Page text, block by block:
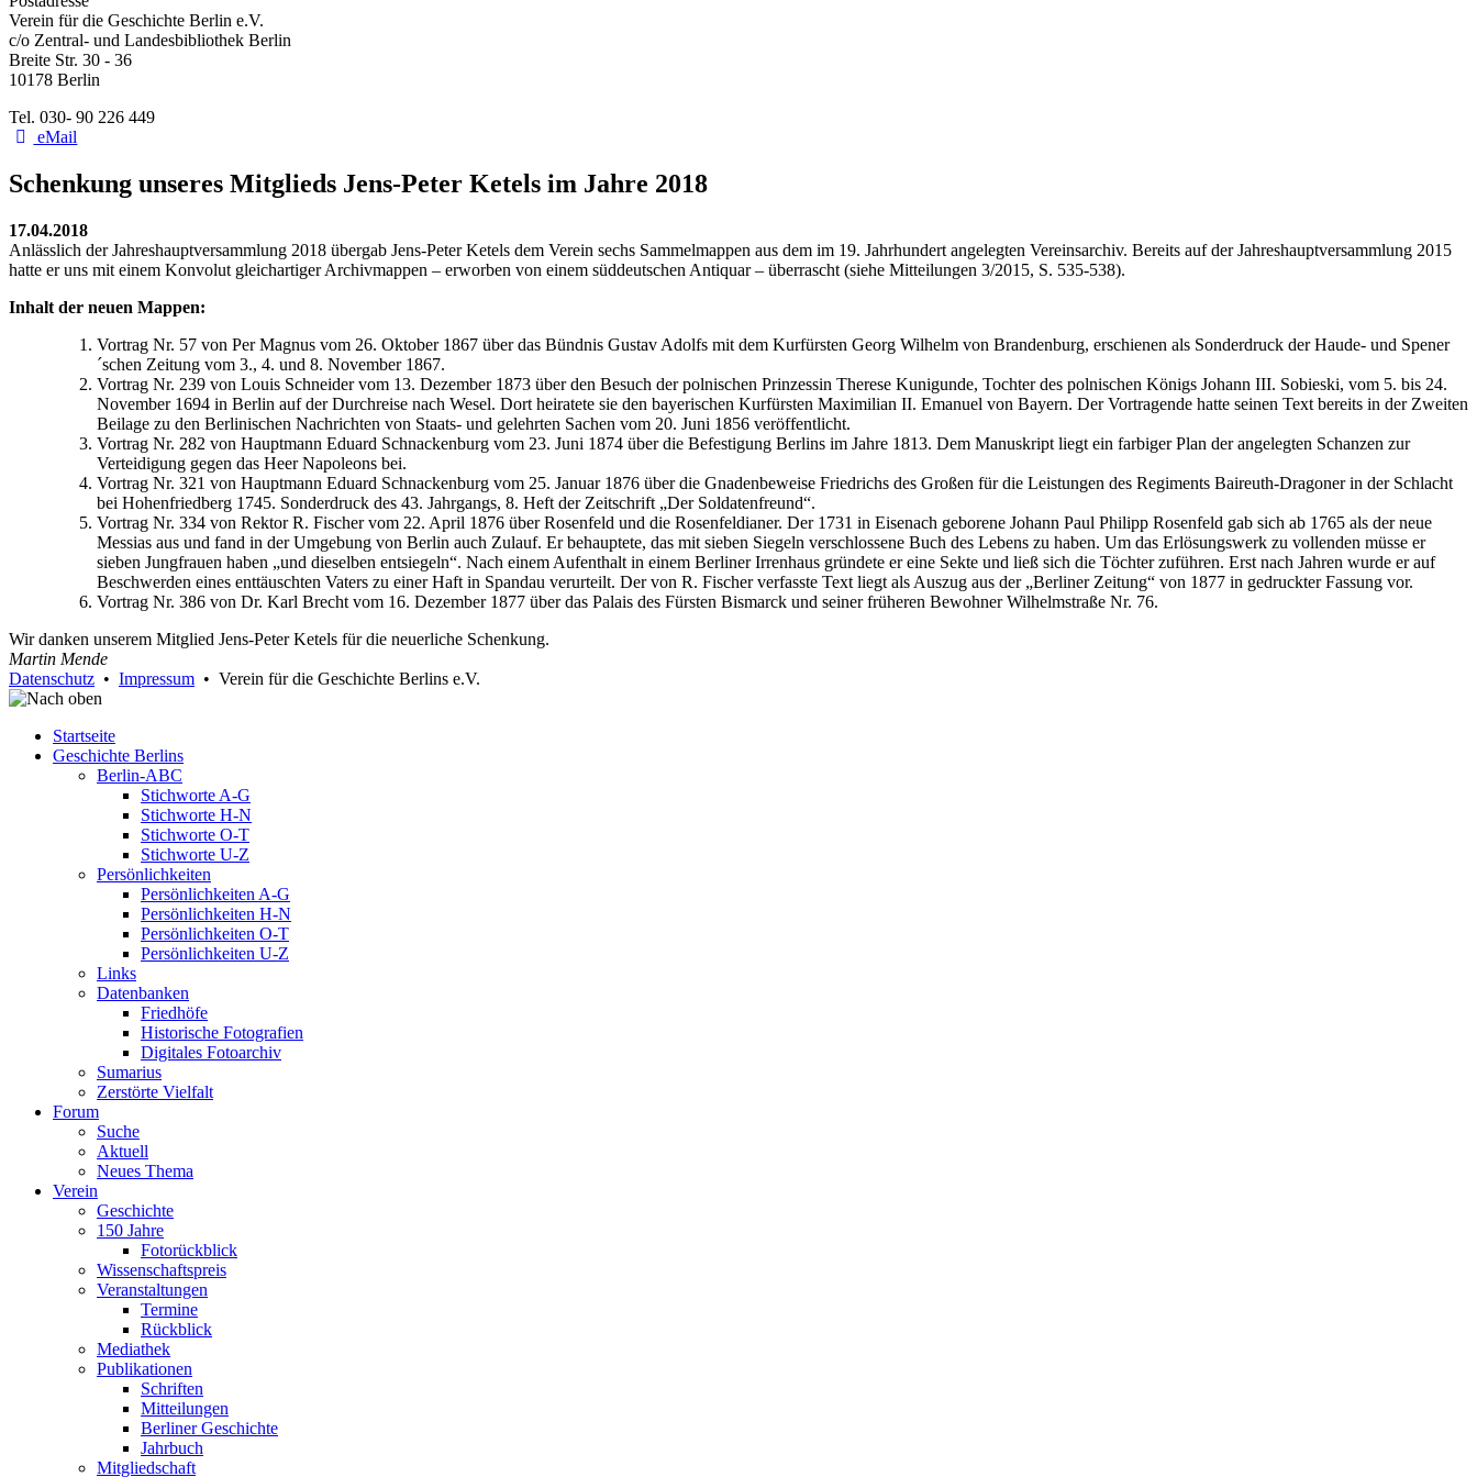
Verein für die Geschichte Berlin e.V.
c/o Zentral- und Landesbibliothek Berlin
Breite Str. 30 - 36
10178 Berlin
Tel. 030- 90 226 449
eMail
Schenkung unseres Mitglieds Jens-Peter Ketels im Jahre 2018
17.04.2018
Anlässlich der Jahreshauptversammlung 2018 übergab Jens-Peter Ketels dem Verein sechs Sammelmappen aus dem im 19. Jahrhundert angelegten Vereinsarchiv. Bereits auf der Jahreshauptversammlung 2015
hatte er uns mit einem Konvolut gleichartiger Archivmappen – erworben von einem süddeutschen Antiquar – überrascht (siehe Mitteilungen 3/2015, S. 535-538).
Inhalt der neuen Mappen:
Vortrag Nr. 57 von Per Magnus vom 26. Oktober 1867 über das Bündnis Gustav Adolfs mit dem Kurfürsten Georg Wilhelm von Brandenburg, erschienen als Sonderdruck der Haude- und Spener
´schen Zeitung vom 3., 4. und 8. November 1867.
Vortrag Nr. 239 von Louis Schneider vom 13. Dezember 1873 über den Besuch der polnischen Prinzessin Therese Kunigunde, Tochter des polnischen Königs Johann III. Sobieski, vom 5. bis 24.
November 1694 in Berlin auf der Durchreise nach Wesel. Dort heiratete sie den bayerischen Kurfürsten Maximilian II. Emanuel von Bayern. Der Vortragende hatte seinen Text bereits in der Zweiten
Beilage zu den Berlinischen Nachrichten von Staats- und gelehrten Sachen vom 20. Juni 1856 veröffentlicht.
Vortrag Nr. 282 von Hauptmann Eduard Schnackenburg vom 23. Juni 1874 über die Befestigung Berlins im Jahre 1813. Dem Manuskript liegt ein farbiger Plan der angelegten Schanzen zur
Verteidigung gegen das Heer Napoleons bei.
Vortrag Nr. 321 von Hauptmann Eduard Schnackenburg vom 25. Januar 1876 über die Gnadenbeweise Friedrichs des Großen für die Leistungen des Regiments Baireuth-Dragoner in der Schlacht
bei Hohenfriedberg 1745. Sonderdruck des 43. Jahrgangs, 8. Heft der Zeitschrift „Der Soldatenfreund“.
Vortrag Nr. 334 von Rektor R. Fischer vom 22. April 1876 über Rosenfeld und die Rosenfeldianer. Der 1731 in Eisenach geborene Johann Paul Philipp Rosenfeld gab sich ab 1765 als der neue
Messias aus und fand in der Umgebung von Berlin auch Zulauf. Er behauptete, das mit sieben Siegeln verschlossene Buch des Lebens zu haben. Um das Erlösungswerk zu vollenden müsse er
sieben Jungfrauen haben „und dieselben entsiegeln“. Nach einem Aufenthalt in einem Berliner Irrenhaus gründete er eine Sekte und ließ sich die Töchter zuführen. Erst nach Jahren wurde er auf
Beschwerden eines enttäuschten Vaters zu einer Haft in Spandau verurteilt. Der von R. Fischer verfasste Text liegt als Auszug aus der „Berliner Zeitung“ von 1877 in gedruckter Fassung vor.
Vortrag Nr. 386 von Dr. Karl Brecht vom 16. Dezember 1877 über das Palais des Fürsten Bismarck und seiner früheren Bewohner Wilhelmstraße Nr. 76.
Wir danken unserem Mitglied Jens-Peter Ketels für die neuerliche Schenkung.
Martin Mende
Datenschutz • Impressum • Verein für die Geschichte Berlins e.V.
Startseite
Geschichte Berlins
Berlin-ABC
Stichworte A-G
Stichworte H-N
Stichworte O-T
Stichworte U-Z
Persönlichkeiten
Persönlichkeiten A-G
Persönlichkeiten H-N
Persönlichkeiten O-T
Persönlichkeiten U-Z
Links
Datenbanken
Friedhöfe
Historische Fotografien
Digitales Fotoarchiv
Sumarius
Zerstörte Vielfalt
Forum
Suche
Aktuell
Neues Thema
Verein
Geschichte
150 Jahre
Fotorückblick
Wissenschaftspreis
Veranstaltungen
Termine
Rückblick
Mediathek
Publikationen
Schriften
Mitteilungen
Berliner Geschichte
Jahrbuch
Mitgliedschaft